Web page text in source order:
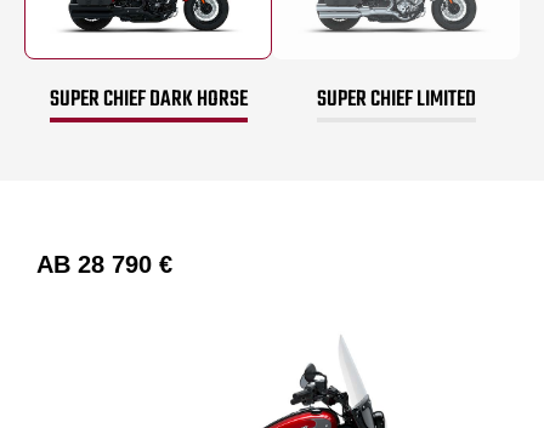
SUPER CHIEF DARK HORSE SUPER CHIEF LIMITED
AB 28 790 €